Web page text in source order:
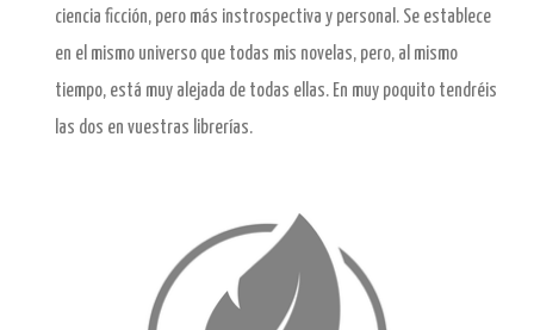
ciencia ficción, pero más instrospectiva y personal. Se establece
en el mismo universo que todas mis novelas, pero, al mismo
tiempo, está muy alejada de todas ellas. En muy poquito tendréis
las dos en vuestras librerías.